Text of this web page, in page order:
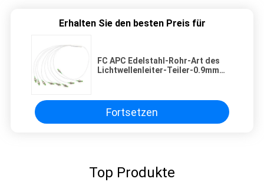
Erhalten Sie den besten Preis für
FC APC Edelstahl-Rohr-Art des
Lichtwellenleiter-Teiler-0.9mm
Fortsetzen
Top Produkte